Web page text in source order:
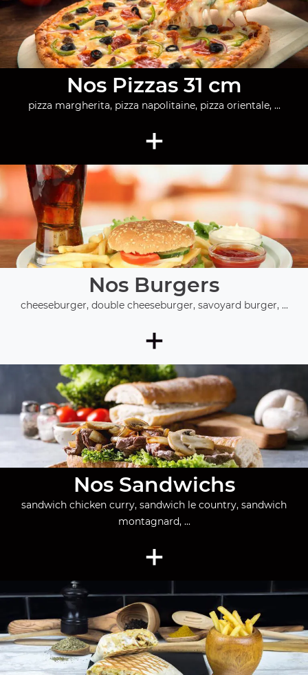
Nos Pizzas 31 cm
pizza margherita, pizza napolitaine, pizza orientale, ...
+
Nos Burgers
cheeseburger, double cheeseburger, savoyard burger, ...
+
Nos Sandwichs
sandwich chicken curry, sandwich le country, sandwich
montagnard, ...
+